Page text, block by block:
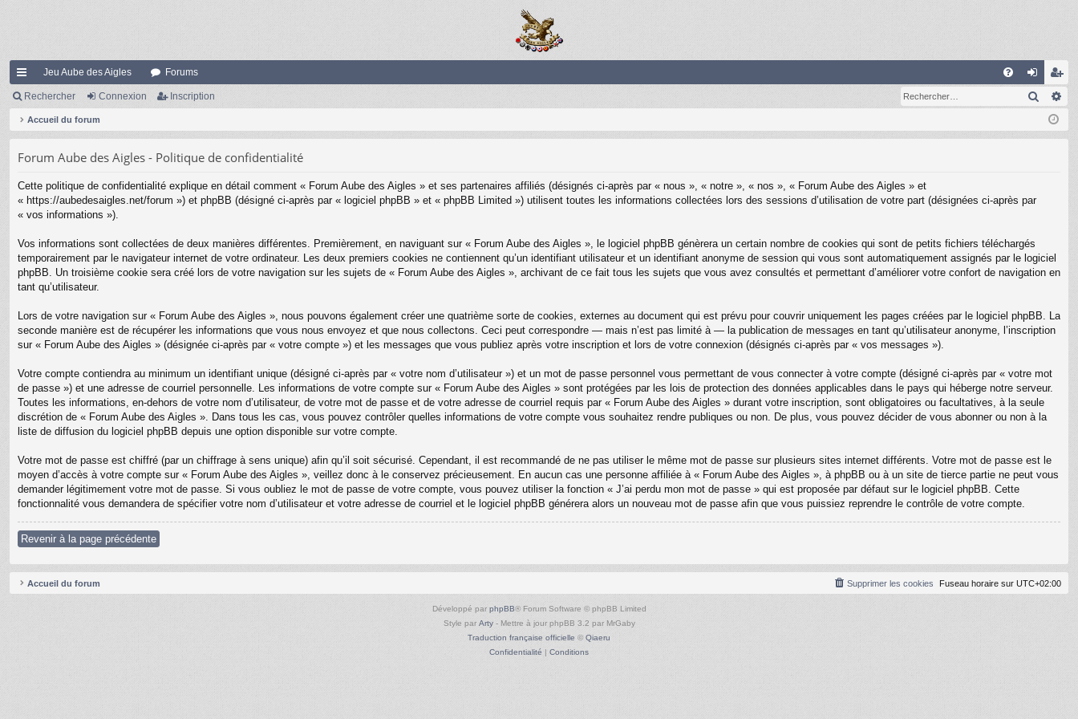
ac
co
s
Jeu Aube des Aigles Forums
on ns
cri
Rechercher Connexion Inscription
Accueil du forum
Forum Aube des Aigles - Politique de confidentialité
Cette politique de confidentialité explique en détail comment « Forum Aube des Aigles » et ses partenaires affiliés (désignés ci-après par « nous », « notre », « nos », « Forum Aube des Aigles » et
« https://aubedesaigles.net/forum ») et phpBB (désigné ci-après par « logiciel phpBB » et « phpBB Limited ») utilisent toutes les informations collectées lors des sessions d’utilisation de votre part (désignées ci-après par
« vos informations »).
Vos informations sont collectées de deux manières différentes. Premièrement, en naviguant sur « Forum Aube des Aigles », le logiciel phpBB génèrera un certain nombre de cookies qui sont de petits fichiers téléchargés
temporairement par le navigateur internet de votre ordinateur. Les deux premiers cookies ne contiennent qu’un identifiant utilisateur et un identifiant anonyme de session qui vous sont automatiquement assignés par le logiciel
phpBB. Un troisième cookie sera créé lors de votre navigation sur les sujets de « Forum Aube des Aigles », archivant de ce fait tous les sujets que vous avez consultés et permettant d’améliorer votre confort de navigation en
tant qu’utilisateur.
Lors de votre navigation sur « Forum Aube des Aigles », nous pouvons également créer une quatrième sorte de cookies, externes au document qui est prévu pour couvrir uniquement les pages créées par le logiciel phpBB. La
seconde manière est de récupérer les informations que vous nous envoyez et que nous collectons. Ceci peut correspondre — mais n’est pas limité à — la publication de messages en tant qu’utilisateur anonyme, l’inscription
sur « Forum Aube des Aigles » (désignée ci-après par « votre compte ») et les messages que vous publiez après votre inscription et lors de votre connexion (désignés ci-après par « vos messages »).
Votre compte contiendra au minimum un identifiant unique (désigné ci-après par « votre nom d’utilisateur ») et un mot de passe personnel vous permettant de vous connecter à votre compte (désigné ci-après par « votre mot
de passe ») et une adresse de courriel personnelle. Les informations de votre compte sur « Forum Aube des Aigles » sont protégées par les lois de protection des données applicables dans le pays qui héberge notre serveur.
Toutes les informations, en-dehors de votre nom d’utilisateur, de votre mot de passe et de votre adresse de courriel requis par « Forum Aube des Aigles » durant votre inscription, sont obligatoires ou facultatives, à la seule
discrétion de « Forum Aube des Aigles ». Dans tous les cas, vous pouvez contrôler quelles informations de votre compte vous souhaitez rendre publiques ou non. De plus, vous pouvez décider de vous abonner ou non à la
liste de diffusion du logiciel phpBB depuis une option disponible sur votre compte.
Votre mot de passe est chiffré (par un chiffrage à sens unique) afin qu’il soit sécurisé. Cependant, il est recommandé de ne pas utiliser le même mot de passe sur plusieurs sites internet différents. Votre mot de passe est le
moyen d’accès à votre compte sur « Forum Aube des Aigles », veillez donc à le conservez précieusement. En aucun cas une personne affiliée à « Forum Aube des Aigles », à phpBB ou à un site de tierce partie ne peut vous
demander légitimement votre mot de passe. Si vous oubliez le mot de passe de votre compte, vous pouvez utiliser la fonction « J’ai perdu mon mot de passe » qui est proposée par défaut sur le logiciel phpBB. Cette
fonctionnalité vous demandera de spécifier votre nom d’utilisateur et votre adresse de courriel et le logiciel phpBB générera alors un nouveau mot de passe afin que vous puissiez reprendre le contrôle de votre compte.
Revenir à la page précédente
Accueil du forum Fuseau horaire sur UTC+02:00
Supprimer les cookies
Développé par phpBB® Forum Software © phpBB Limited
Style par Arty- Mettre à jour phpBB 3.2 par MrGaby
Traduction française officielle © Qiaeru
Confidentialité | Conditions